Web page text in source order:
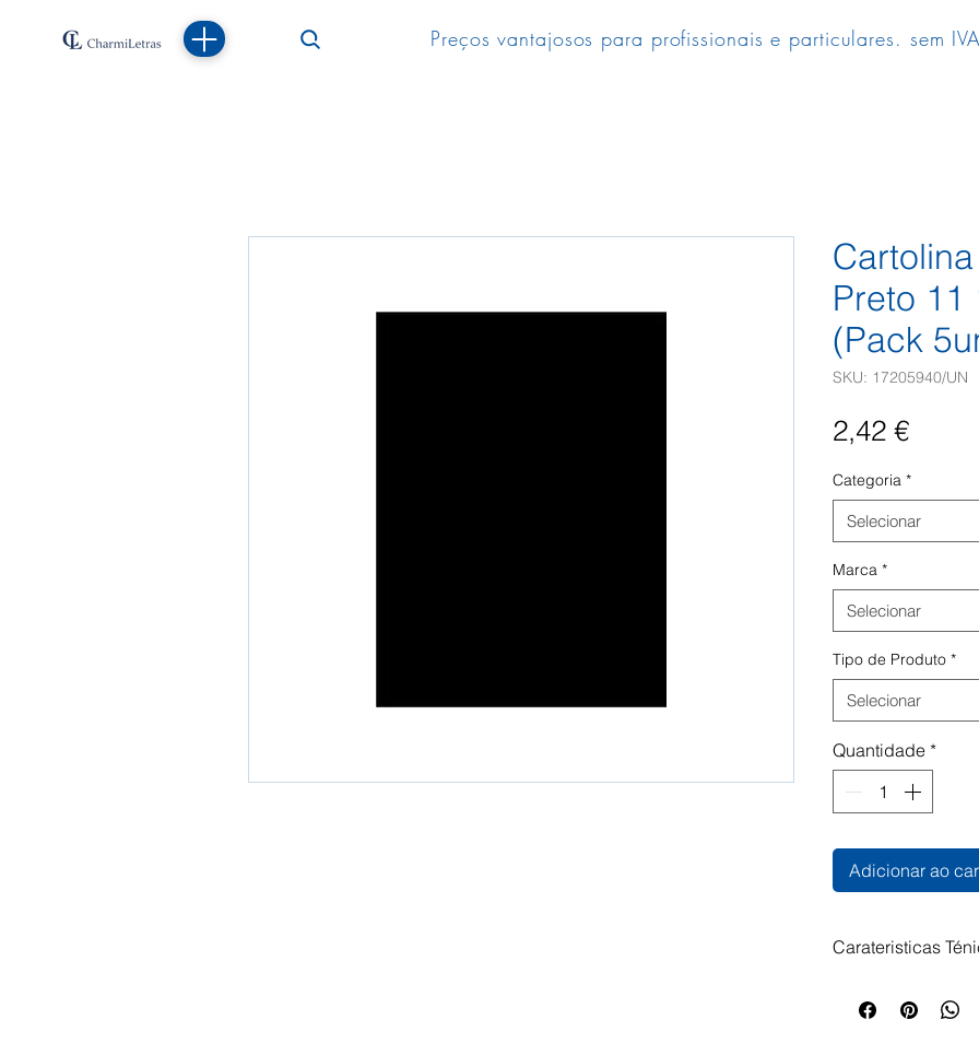
Preços vantajosos para profissionais e particulares. sem
Preto 11
(Pack
SKU: 17205940/UN
2,42 €Preço
Categoria *
Selecionar
Marca *
Selecionar
Tipo de Produto *
Selecionar
Quantidade *
Adicionar ao
Carateristicas
Certificações do